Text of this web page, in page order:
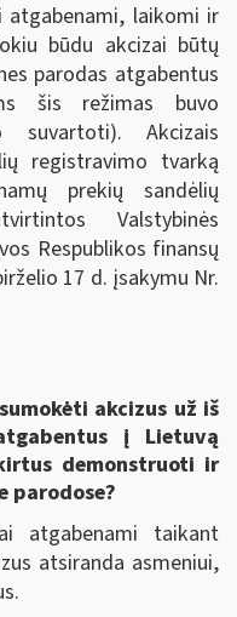
laikomi ir
būdu akcizai būtų
parodas atgabentus
šis režimas buvo
Akcizais
registravimo tvarką
prekių sandėlių
Valstybinės
Respublikos finansų
17 d. įsakymu Nr.
akcizus už iš
į Lietuvą
demonstruoti ir
parodose?
atgabenami taikant
atsiranda asmeniui,